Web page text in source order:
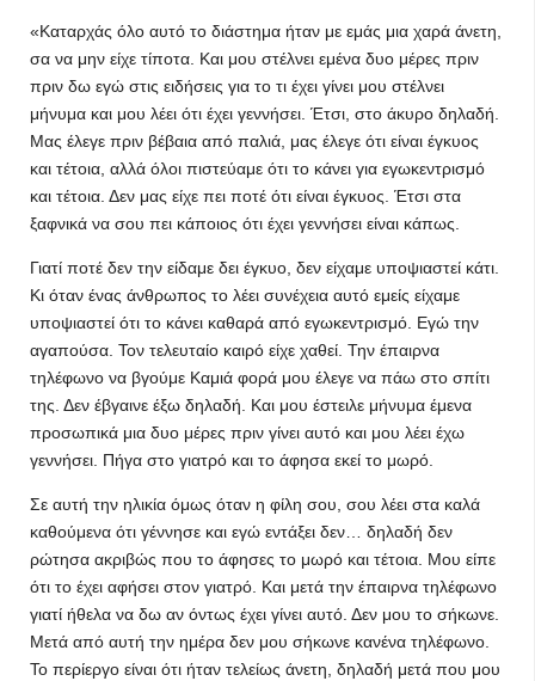
«Καταρχάς όλο αυτό το διάστημα ήταν με εμάς μια χαρά άνετη,
σα να μην είχε τίποτα. Και μου στέλνει εμένα δυο μέρες πριν
πριν δω εγώ στις ειδήσεις για το τι έχει γίνει μου στέλνει
μήνυμα και μου λέει ότι έχει γεννήσει. Έτσι, στο άκυρο δηλαδή.
Μας έλεγε πριν βέβαια από παλιά, μας έλεγε ότι είναι έγκυος
και τέτοια, αλλά όλοι πιστεύαμε ότι το κάνει για εγωκεντρισμό
και τέτοια. Δεν μας είχε πει ποτέ ότι είναι έγκυος. Έτσι στα
ξαφνικά να σου πει κάποιος ότι έχει γεννήσει είναι κάπως.
Γιατί ποτέ δεν την είδαμε δει έγκυο, δεν είχαμε υποψιαστεί κάτι.
Κι όταν ένας άνθρωπος το λέει συνέχεια αυτό εμείς είχαμε
υποψιαστεί ότι το κάνει καθαρά από εγωκεντρισμό. Εγώ την
αγαπούσα. Τον τελευταίο καιρό είχε χαθεί. Την έπαιρνα
τηλέφωνο να βγούμε Καμιά φορά μου έλεγε να πάω στο σπίτι
της. Δεν έβγαινε έξω δηλαδή. Και μου έστειλε μήνυμα έμενα
προσωπικά μια δυο μέρες πριν γίνει αυτό και μου λέει έχω
γεννήσει. Πήγα στο γιατρό και το άφησα εκεί το μωρό.
Σε αυτή την ηλικία όμως όταν η φίλη σου, σου λέει στα καλά
καθούμενα ότι γέννησε και εγώ εντάξει δεν… δηλαδή δεν
ρώτησα ακριβώς που το άφησες το μωρό και τέτοια. Μου είπε
ότι το έχει αφήσει στον γιατρό. Και μετά την έπαιρνα τηλέφωνο
γιατί ήθελα να δω αν όντως έχει γίνει αυτό. Δεν μου το σήκωνε.
Μετά από αυτή την ημέρα δεν μου σήκωνε κανένα τηλέφωνο.
Το περίεργο είναι ότι ήταν τελείως άνετη, δηλαδή μετά που μου